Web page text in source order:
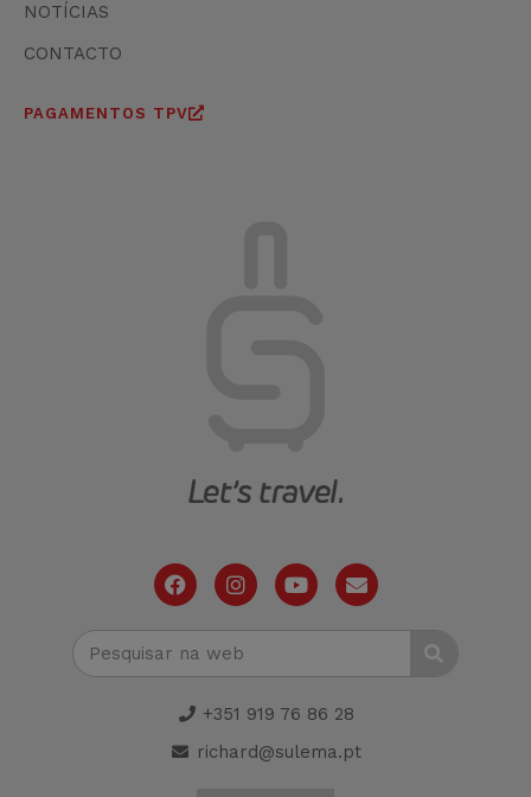
NOTÍCIAS
CONTACTO
PAGAMENTOS TPV
+351 919 76 86 28
richard@sulema.pt